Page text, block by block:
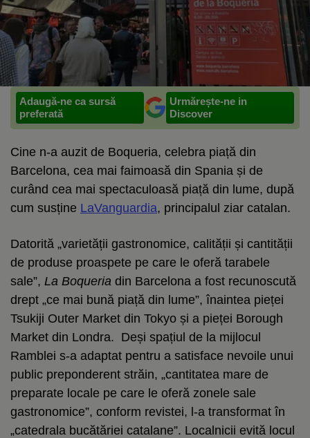
Adaugă-ne ca sursă
preferată
Urmărește-ne in
Discover
Cine n-a auzit de Boqueria, celebra piață din
Barcelona, cea mai faimoasă din Spania și de
curând cea mai spectaculoasă piață din lume, după
cum susține LaVanguardia, principalul ziar catalan.
Datorită „varietății gastronomice, calității și cantității
de produse proaspete pe care le oferă tarabele
sale”, La Boqueria din Barcelona a fost recunoscută
drept „ce mai bună piață din lume”, înaintea pieței
Tsukiji Outer Market din Tokyo și a pieței Borough
Market din Londra. Deși spațiul de la mijlocul
Ramblei s-a adaptat pentru a satisface nevoile unui
public preponderent străin, „cantitatea mare de
preparate locale pe care le oferă zonele sale
gastronomice”, conform revistei, l-a transformat în
„catedrala bucătăriei catalane”. Localnicii evită locul